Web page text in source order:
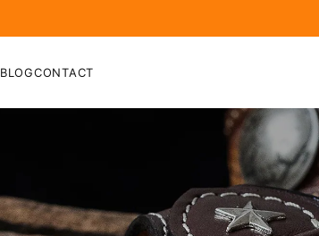
BLOGCONTACT